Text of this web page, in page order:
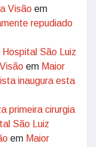
Visão em
repudiado
São Luiz
em Maior
inaugura esta
primeira cirurgia
São Luiz
em Maior